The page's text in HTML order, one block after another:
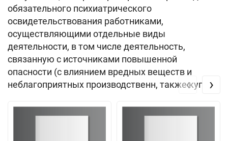
обязательного психиатрического
освидетельствования работниками,
осуществляющими отдельные виды
деятельности, в том числе деятельность,
связанную с источниками повышенной
опасности (с влиянием вредных веществ и
неблагоприятных производственн, также купили
‹ ›